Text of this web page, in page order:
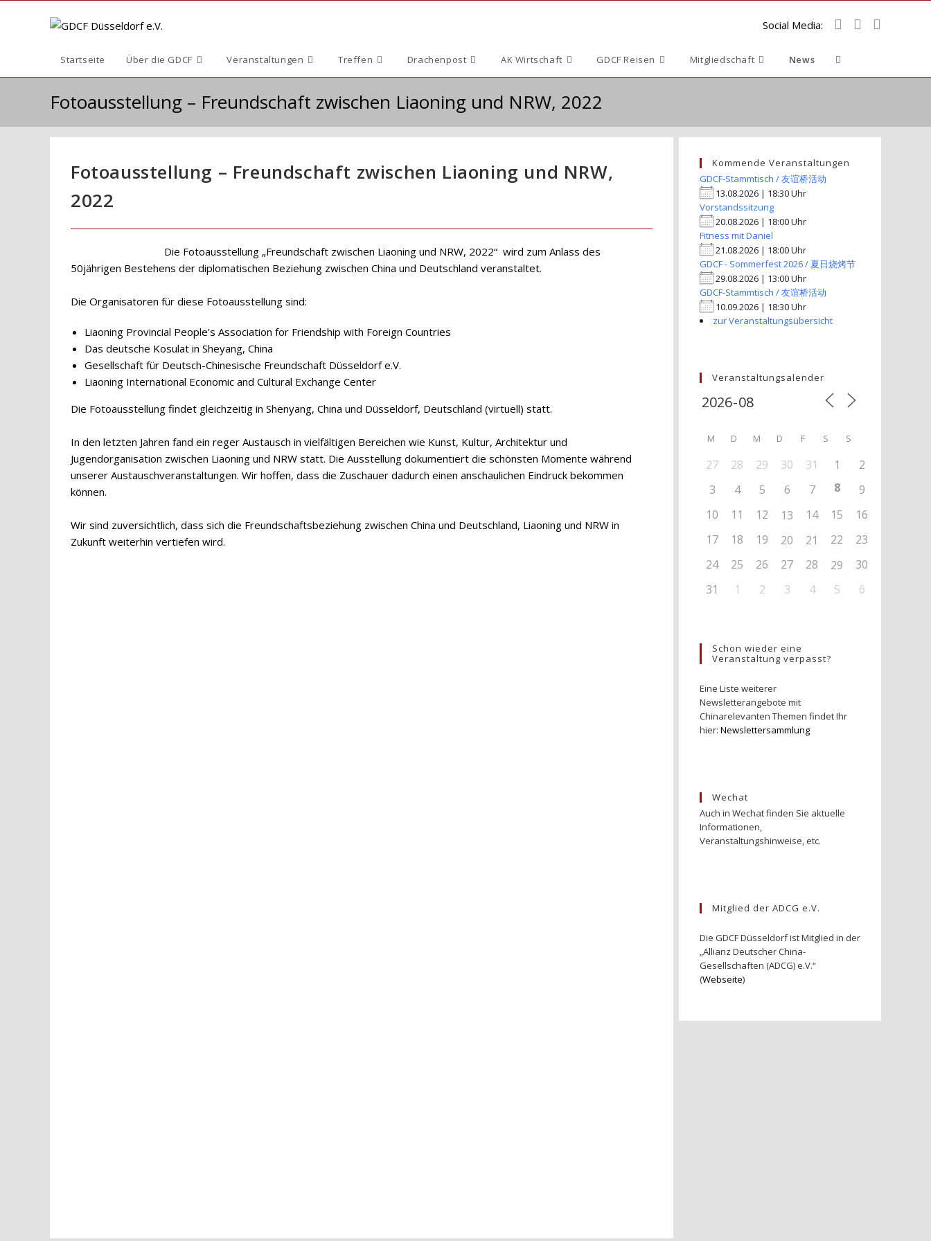
Social Media:
Startseite Über die GDCF Veranstaltungen Treffen Drachenpost AK Wirtschaft GDCF Reisen Mitgliedschaft News Website-
umschalten
Fotoausstellung – Freundschaft zwischen Liaoning und NRW, 2022
Fotoausstellung – Freundschaft zwischen Liaoning und NRW,
2022
Die Fotoausstellung „Freundschaft zwischen Liaoning und NRW, 2022“ wird zum Anlass des
50jährigen Bestehens der diplomatischen Beziehung zwischen China und Deutschland veranstaltet.
Die Organisatoren für diese Fotoausstellung sind:
Liaoning Provincial People’s Association for Friendship with Foreign Countries
Das deutsche Kosulat in Sheyang, China
Gesellschaft für Deutsch-Chinesische Freundschaft Düsseldorf e.V.
Liaoning International Economic and Cultural Exchange Center
Die Fotoausstellung findet gleichzeitig in Shenyang, China und Düsseldorf, Deutschland (virtuell) statt.
In den letzten Jahren fand ein reger Austausch in vielfältigen Bereichen wie Kunst, Kultur, Architektur und
Jugendorganisation zwischen Liaoning und NRW statt. Die Ausstellung dokumentiert die schönsten Momente während
unserer Austauschveranstaltungen. Wir hoffen, dass die Zuschauer dadurch einen anschaulichen Eindruck bekommen
können.
Wir sind zuversichtlich, dass sich die Freundschaftsbeziehung zwischen China und Deutschland, Liaoning und NRW in
Zukunft weiterhin vertiefen wird.
Kommende Veranstaltungen
GDCF-Stammtisch / 友谊桥活动
13.08.2026 | 18:30 Uhr
Vorstandssitzung
20.08.2026 | 18:00 Uhr
Fitness mit Daniel
21.08.2026 | 18:00 Uhr
GDCF - Sommerfest 2026 / 夏日烧烤节
29.08.2026 | 13:00 Uhr
GDCF-Stammtisch / 友谊桥活动
10.09.2026 | 18:30 Uhr
zur Veranstaltungsübersicht
Veranstaltungsalender
M D M D F S S
27 28 29 30 31 1
2
3
4 5 6 7 8
9
10
11 12 13 14 15
16
17
18 19 20 21 22
23
24
25 26 27 28 29
30
31
1 2 3 4 5 6
Schon wieder eine
Veranstaltung verpasst?
Eine Liste weiterer
Newsletterangebote mit
Chinarelevanten Themen findet Ihr
hier: Newslettersammlung
Wechat
Auch in Wechat finden Sie aktuelle
Informationen,
Veranstaltungshinweise, etc.
Mitglied der ADCG e.V.
Die GDCF Düsseldorf ist Mitglied in der
„Allianz Deutscher China-
Gesellschaften (ADCG) e.V.“
(Webseite)